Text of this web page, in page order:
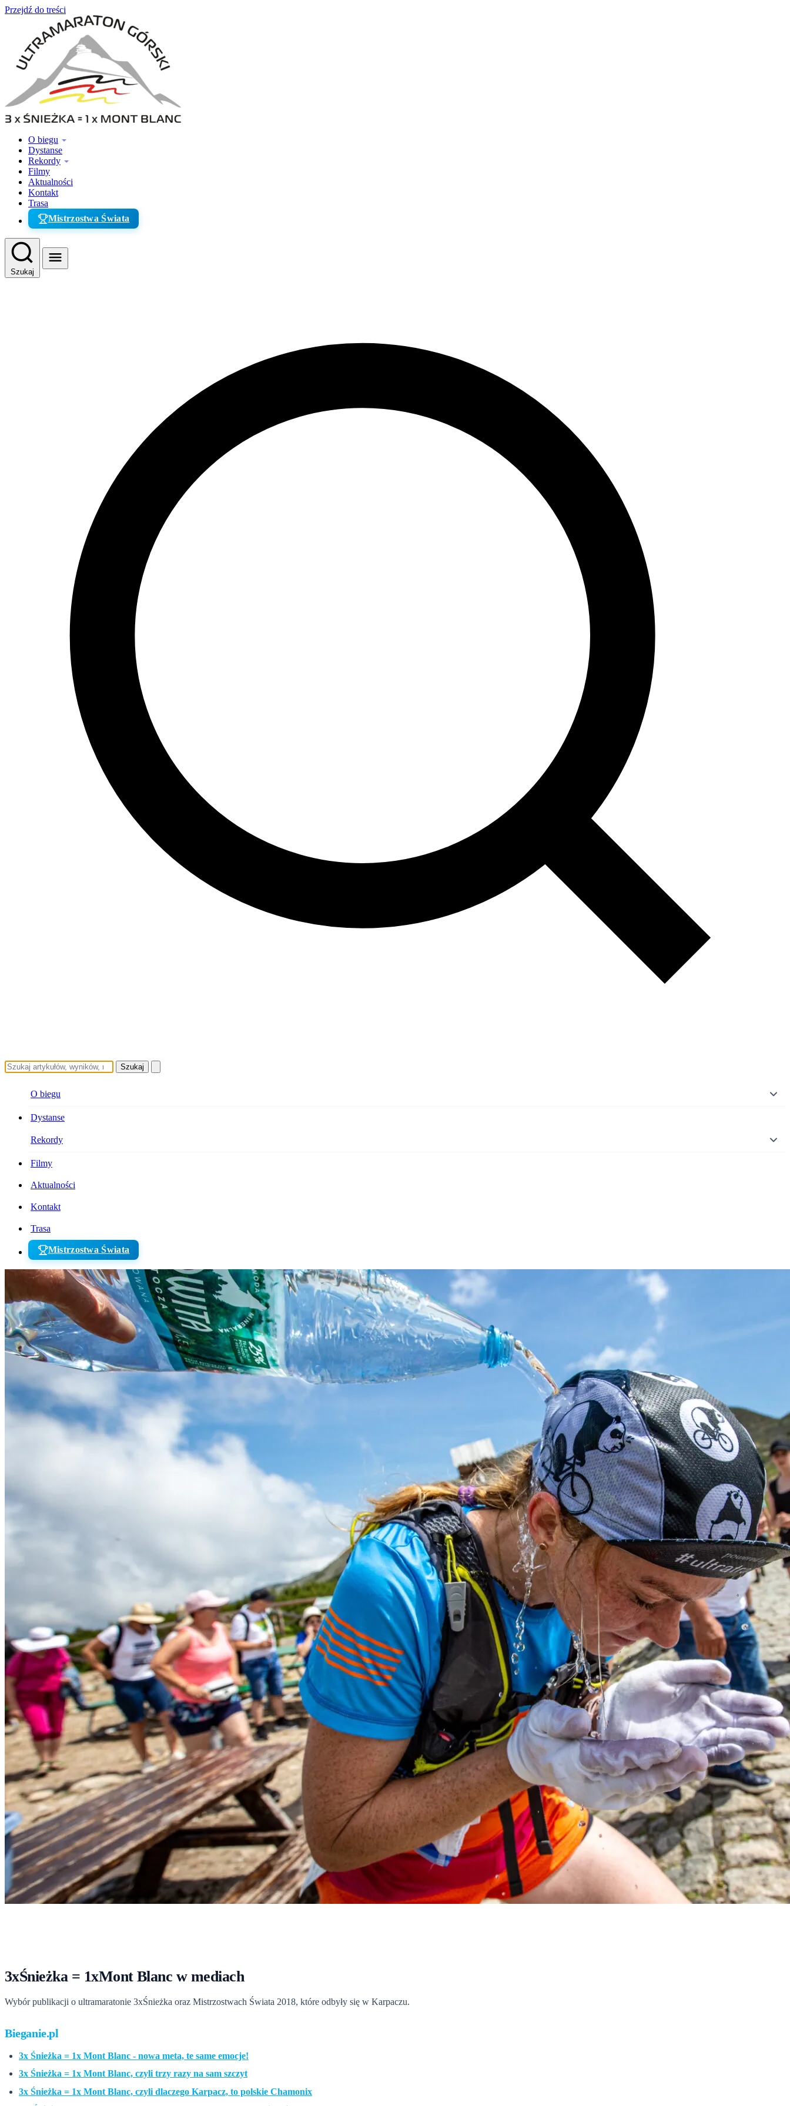
Przejdź do treści
O biegu
Dystanse
Rekordy
Filmy
Aktualności
Kontakt
Trasa
Mistrzostwa Świata
Szukaj
Szukaj
O biegu
Dystanse
Rekordy
Filmy
Aktualności
Kontakt
Trasa
Mistrzostwa Świata
3xŚnieżka = 1xMont Blanc w mediach
Wybór publikacji o ultramaratonie 3xŚnieżka oraz Mistrzostwach Świata 2018, które odbyły się w Karpaczu.
Bieganie.pl
3x Śnieżka = 1x Mont Blanc - nowa meta, te same emocje!
3x Śnieżka = 1x Mont Blanc, czyli trzy razy na sam szczyt
3x Śnieżka = 1x Mont Blanc, czyli dlaczego Karpacz, to polskie Chamonix